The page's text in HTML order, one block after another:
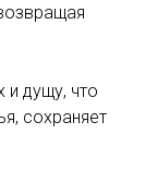
и дущу, что
сохраняет